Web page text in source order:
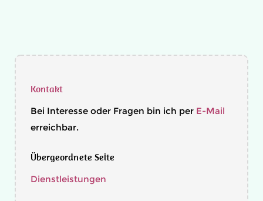
Kontakt
Bei Interesse oder Fragen bin ich per E-Mail
erreichbar.
Übergeordnete Seite
Dienstleistungen